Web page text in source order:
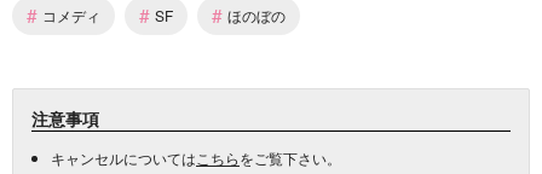
# コメディ # SF # ほのぼの
注意事項
キャンセルについては こちらをご覧下さい。